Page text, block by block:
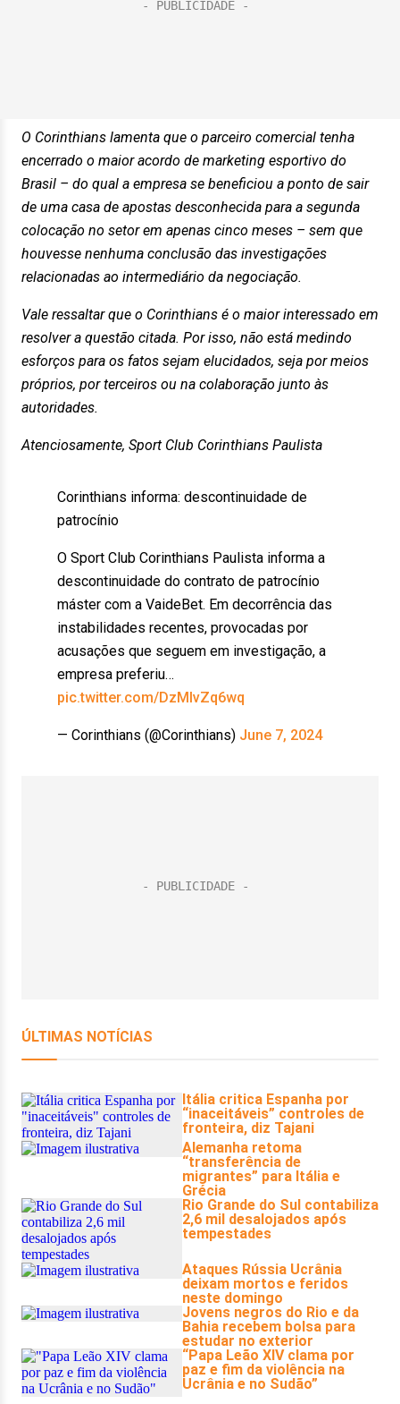
O Corinthians lamenta que o parceiro comercial tenha
encerrado o maior acordo de marketing esportivo do
Brasil – do qual a empresa se beneficiou a ponto de sair
de uma casa de apostas desconhecida para a segunda
colocação no setor em apenas cinco meses – sem que
houvesse nenhuma conclusão das investigações
relacionadas ao intermediário da negociação.
Vale ressaltar que o Corinthians é o maior interessado em
resolver a questão citada. Por isso, não está medindo
esforços para os fatos sejam elucidados, seja por meios
próprios, por terceiros ou na colaboração junto às
autoridades.
Atenciosamente, Sport Club Corinthians Paulista
Corinthians informa: descontinuidade de
patrocínio
O Sport Club Corinthians Paulista informa a
descontinuidade do contrato de patrocínio
máster com a VaideBet. Em decorrência das
instabilidades recentes, provocadas por
acusações que seguem em investigação, a
empresa preferiu…
pic.twitter.com/DzMlvZq6wq
— Corinthians (@Corinthians) June 7, 2024